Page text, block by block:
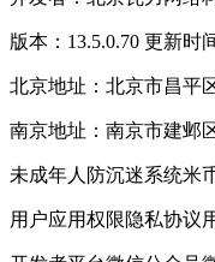
版本：13.5.0.70 更新时
北京地址：北京市昌平
南京地址：南京市建邺
未成年人防沉迷系统米
用户应用权限隐私协议